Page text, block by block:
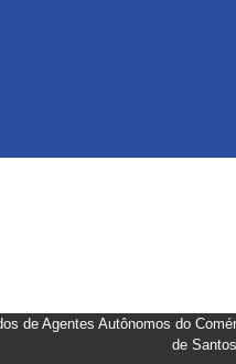
de Agentes Autônomos do
de